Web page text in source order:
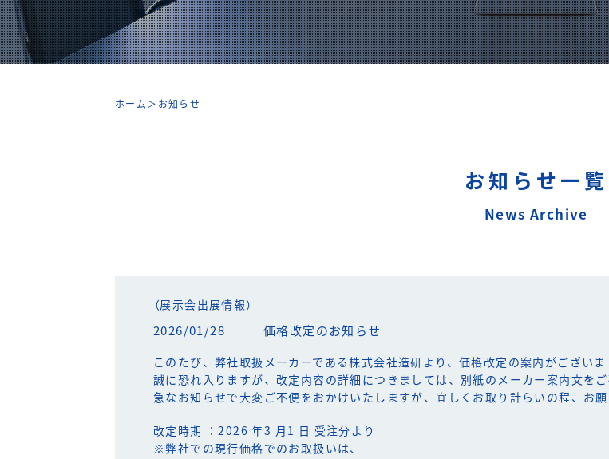
ホーム＞ お知らせ
お知らせ一覧
News Archive
（展示会出展情報）
2026/01/28 価格改定のお知らせ
このたび、弊社取扱メーカーである株式会社造研より、価格改定の案内がございま
誠に恐れ入りますが、改定内容の詳細につきましては、別紙のメーカー案内文を
急なお知らせで大変ご不便をおかけいたしますが、宜しくお取り計らいの程、お願
改定時期 ：2026 年3 月1 日 受注分より
※弊社での現行価格でのお取扱いは、